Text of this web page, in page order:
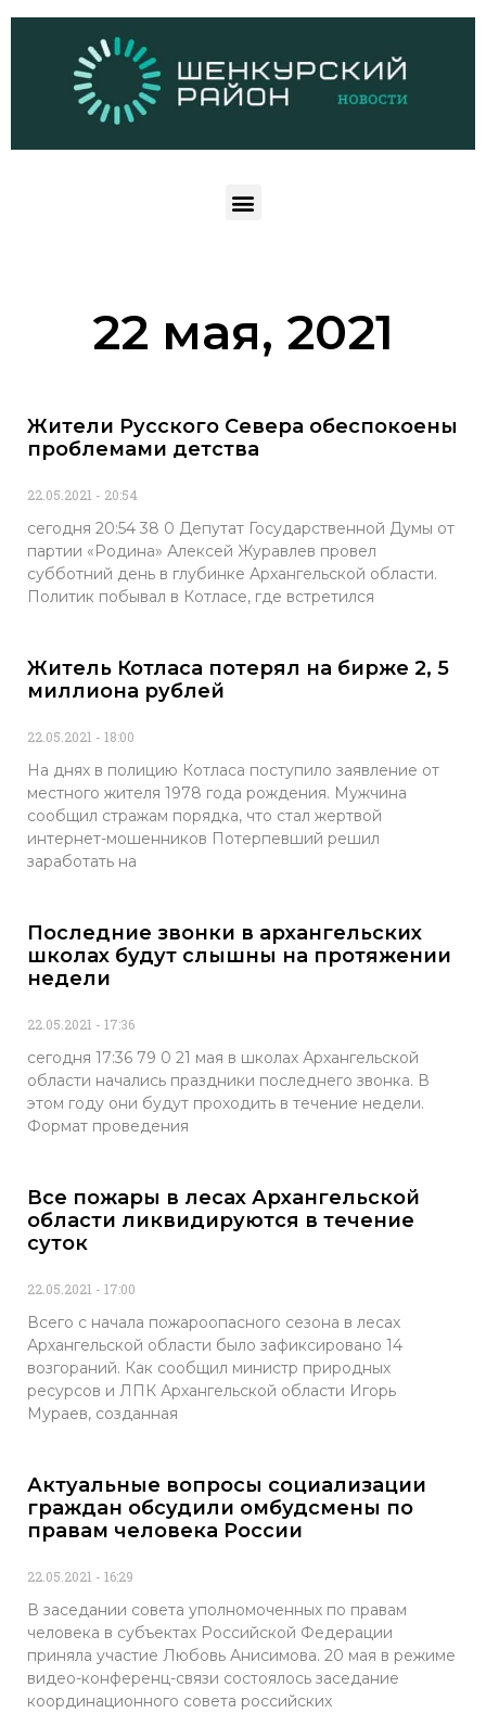
22 мая, 2021
Жители Русского Севера обеспокоены
проблемами детства
22.05.2021 20:54
сегодня 20:54 38 0 Депутат Государственной Думы от
партии «Родина» Алексей Журавлев провел
субботний день в глубинке Архангельской области.
Политик побывал в Котласе, где встретился
Житель Котласа потерял на бирже 2, 5
миллиона рублей
22.05.2021 18:00
На днях в полицию Котласа поступило заявление от
местного жителя 1978 года рождения. Мужчина
сообщил стражам порядка, что стал жертвой
интернет-мошенников Потерпевший решил
заработать на
Последние звонки в архангельских
школах будут слышны на протяжении
недели
22.05.2021 17:36
сегодня 17:36 79 0 21 мая в школах Архангельской
области начались праздники последнего звонка. В
этом году они будут проходить в течение недели.
Формат проведения
Все пожары в лесах Архангельской
области ликвидируются в течение
суток
22.05.2021 17:00
Всего с начала пожароопасного сезона в лесах
Архангельской области было зафиксировано 14
возгораний. Как сообщил министр природных
ресурсов и ЛПК Архангельской области Игорь
Мураев, созданная
Актуальные вопросы социализации
граждан обсудили омбудсмены по
правам человека России
22.05.2021 16:29
В заседании совета уполномоченных по правам
человека в субъектах Российской Федерации
приняла участие Любовь Анисимова. 20 мая в режиме
видео-конференц-связи состоялось заседание
координационного совета российских